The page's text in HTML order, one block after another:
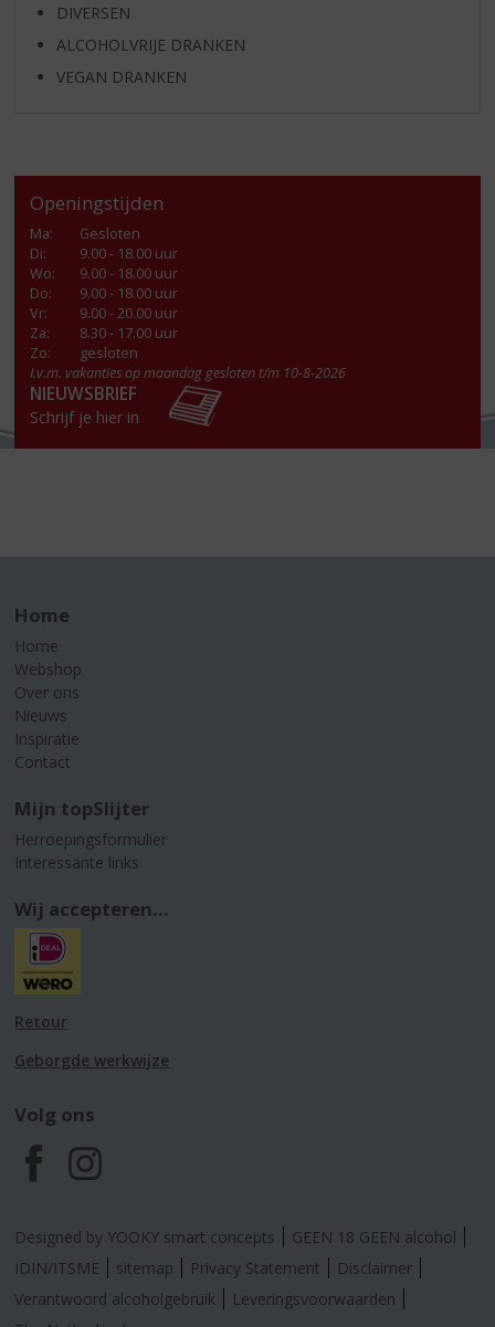
DIVERSEN
ALCOHOLVRIJE DRANKEN
VEGAN DRANKEN
Openingstijden
Ma:
Gesloten
Di:
9.00 - 18.00 uur
Wo:
9.00 - 18.00 uur
Do:
9.00 - 18.00 uur
Vr:
9.00 - 20.00 uur
Za:
8.30 - 17.00 uur
Zo:
gesloten
I.v.m. vakanties op maandag gesloten t/m 10-8-2026
NIEUWSBRIEF
Schrijf je hier in
Home
Home
Webshop
Over ons
Nieuws
Inspiratie
Contact
Mijn topSlijter
Herroepingsformulier
Interessante links
Wij accepteren...
Retour
Geborgde werkwijze
Volg ons
F
a
c
I
n
s
Designed by YOOKY smart concepts
GEEN 18 GEEN alcohol
IDIN/ITSME
sitemap Privacy Statement
Disclaimer
Verantwoord alcoholgebruik
Leveringsvoorwaarden